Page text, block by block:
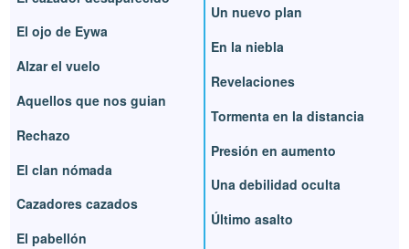
El ojo de Eywa
Alzar el vuelo
Aquellos que nos guian
Rechazo
El clan nómada
Cazadores cazados
El pabellón
Un nuevo plan
En la niebla
Revelaciones
Tormenta en la distancia
Presión en aumento
Una debilidad oculta
Último asalto